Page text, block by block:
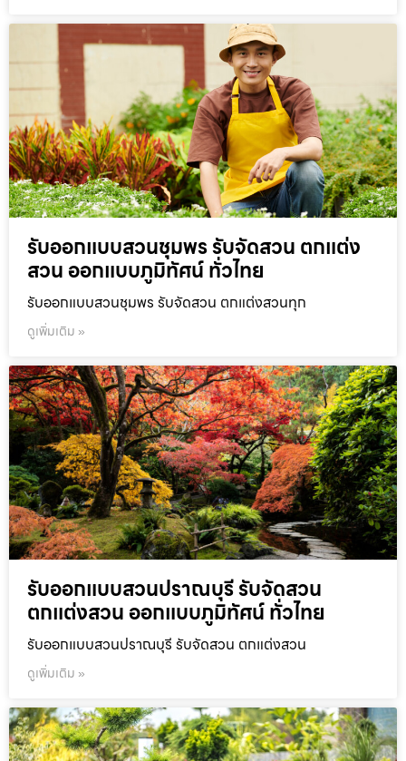
รับออกแบบสวนชุมพร รับจัดสวน ตกแต่ง
สวน ออกแบบภูมิทัศน์ ทั่วไทย
รับออกแบบสวนชุมพร รับจัดสวน ตกแต่งสวนทุก
ดูเพิ่มเติม »
รับออกแบบสวนปราณบุรี รับจัดสวน
ตกแต่งสวน ออกแบบภูมิทัศน์ ทั่วไทย
รับออกแบบสวนปราณบุรี รับจัดสวน ตกแต่งสวน
ดูเพิ่มเติม »